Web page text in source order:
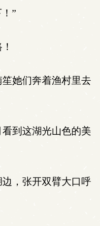
”
她们奔着渔村里去
到这湖光山色的美
，张开双臂大口呼